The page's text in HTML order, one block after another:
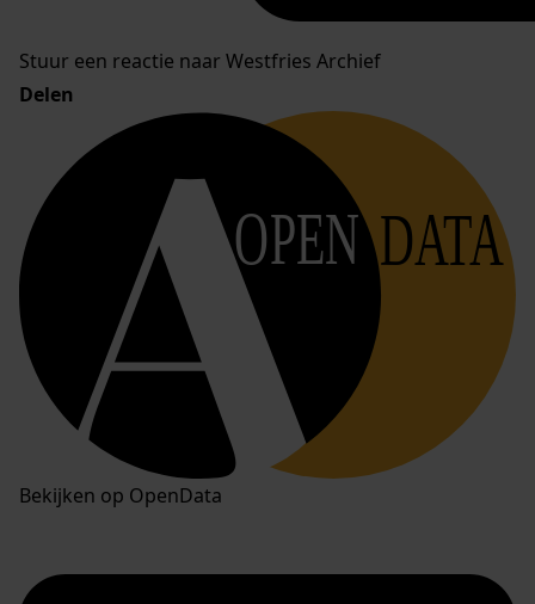
Stuur een reactie naar Westfries Archief
Delen
OPEN DATA
Bekijken op OpenData